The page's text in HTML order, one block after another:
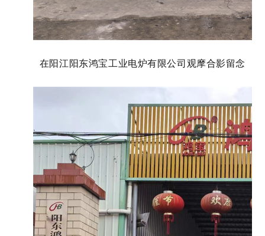
在阳江阳东鸿宝工业电炉有限公司观摩合影留念